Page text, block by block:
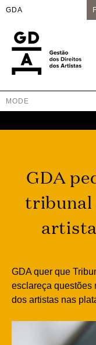
GDA
content
GDA
Juntos no mesmo palco
MODE
GDA
tribunal
GDA quer que
esclareça questões
dos artistas nas